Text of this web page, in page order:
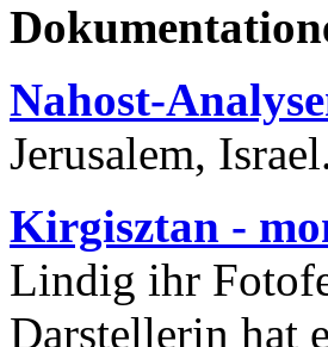
Nahost-
Jerusalem,
Kirgisztan -
Lindig ihr
Darstellerin hat